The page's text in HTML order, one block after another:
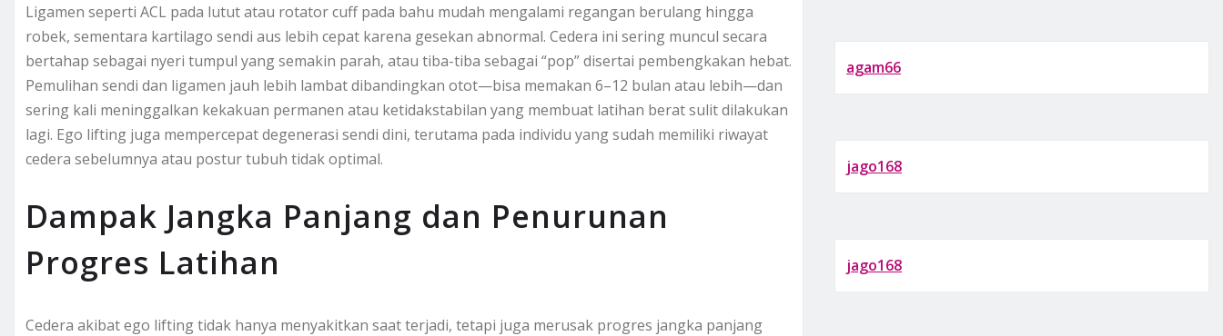
Ligamen seperti ACL pada lutut atau rotator cuff pada bahu mudah mengalami regangan berulang hingga
robek, sementara kartilago sendi aus lebih cepat karena gesekan abnormal. Cedera ini sering muncul secara
bertahap sebagai nyeri tumpul yang semakin parah, atau tiba-tiba sebagai “pop” disertai pembengkakan hebat.
Pemulihan sendi dan ligamen jauh lebih lambat dibandingkan otot—bisa memakan 6–12 bulan atau lebih—dan
sering kali meninggalkan kekakuan permanen atau ketidakstabilan yang membuat latihan berat sulit dilakukan
lagi. Ego lifting juga mempercepat degenerasi sendi dini, terutama pada individu yang sudah memiliki riwayat
cedera sebelumnya atau postur tubuh tidak optimal.
Dampak Jangka Panjang dan Penurunan
Progres Latihan
Cedera akibat ego lifting tidak hanya menyakitkan saat terjadi, tetapi juga merusak progres jangka panjang
agam66
jago168
jago168